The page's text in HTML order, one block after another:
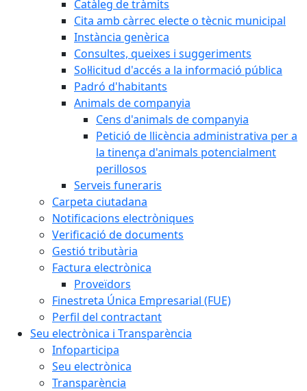
Catàleg de tràmits
Cita amb càrrec electe o tècnic municipal
Instància genèrica
Consultes, queixes i suggeriments
Sol·licitud d'accés a la informació pública
Padró d'habitants
Animals de companyia
Cens d'animals de companyia
Petició de llicència administrativa per a
la tinença d'animals potencialment
perillosos
Serveis funeraris
Carpeta ciutadana
Notificacions electròniques
Verificació de documents
Gestió tributària
Factura electrònica
Proveïdors
Finestreta Única Empresarial (FUE)
Perfil del contractant
Seu electrònica i Transparència
Infoparticipa
Seu electrònica
Transparència